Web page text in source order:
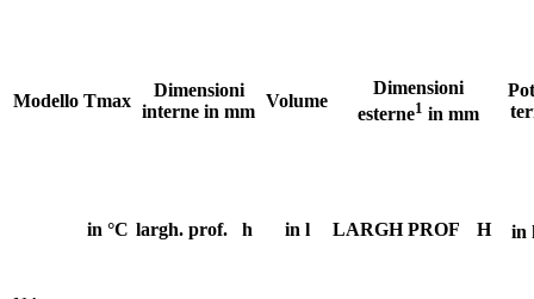
Modello Tmax
Dimensioni
interne in mm
Volume
Dimensioni
esterne1 in mm
in °C largh. prof. h in l LARGH PROF H in